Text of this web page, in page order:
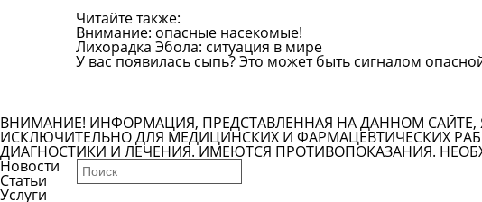
Читайте также:
Внимание: опасные насекомые!
Лихорадка Эбола: ситуация в мире
У вас появилась сыпь? Это может быть сигналом
ВНИМАНИЕ! ИНФОРМАЦИЯ, ПРЕДСТАВЛЕННАЯ НА ДАННОМ
ИСКЛЮЧИТЕЛЬНО ДЛЯ МЕДИЦИНСКИХ И ФАРМАЦЕВТИЧЕСКИХ
ДИАГНОСТИКИ И ЛЕЧЕНИЯ. ИМЕЮТСЯ ПРОТИВОПОКАЗАНИЯ.
Новости
Статьи
Услуги